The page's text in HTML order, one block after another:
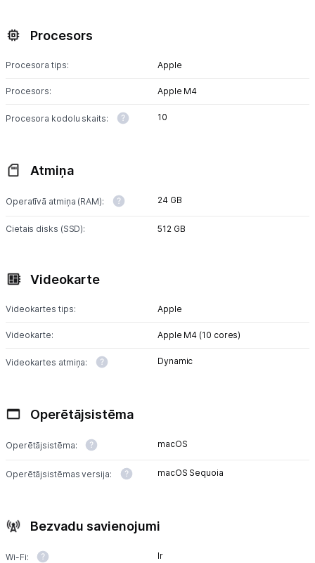
Procesors
Procesora tips: Apple
Procesors: Apple M4
Procesora kodolu skaits: 10
Atmiņa
Operatīvā atmiņa (RAM): 24 GB
Cietais disks (SSD): 512 GB
Videokarte
Videokartes tips: Apple
Videokarte: Apple M4 (10 cores)
Videokartes atmiņa: Dynamic
Operētājsistēma
Operētājsistēma: macOS
Operētājsistēmas versija: macOS Sequoia
Bezvadu savienojumi
Wi-Fi: Ir